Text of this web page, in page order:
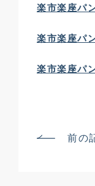
楽市楽座パ
楽市楽座パ
楽市楽座パ
前の